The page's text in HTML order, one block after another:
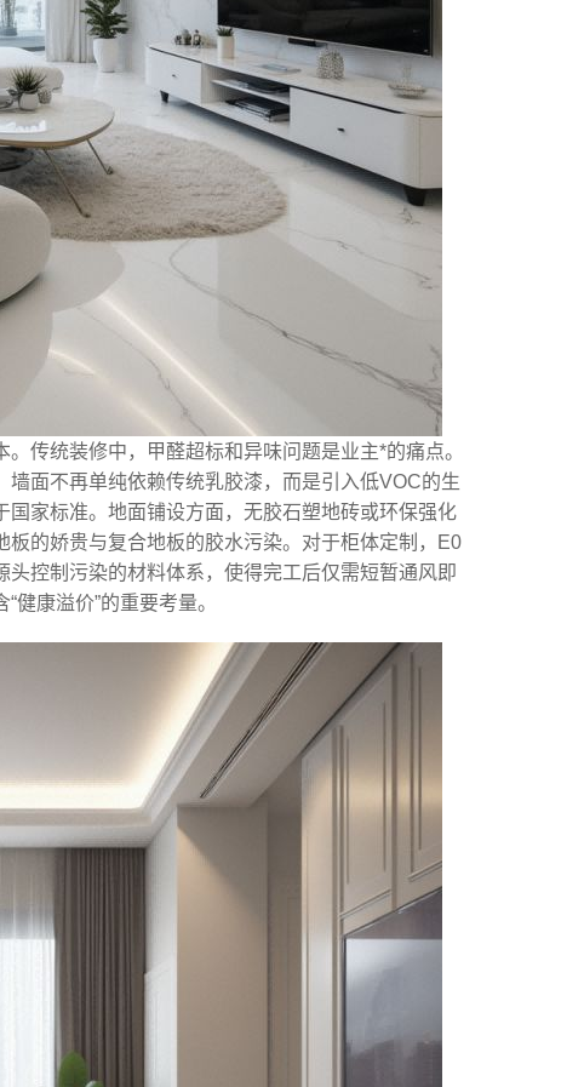
传统装修中，甲醛超标和异味问题是业主*的痛点。
面不再单纯依赖传统乳胶漆，而是引入低VOC的生
家标准。地面铺设方面，无胶石塑地砖或环保强化
的娇贵与复合地板的胶水污染。对于柜体定制，E0
控制污染的材料体系，使得完工后仅需短暂通风即
康溢价”的重要考量。